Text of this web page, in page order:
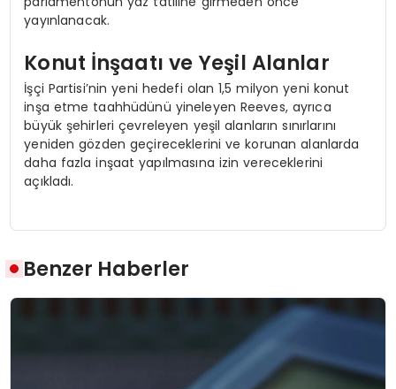
yayınlanacak.
Konut İnşaatı ve Yeşil Alanlar
İşçi Partisi’nin yeni hedefi olan 1,5 milyon yeni konut
inşa etme taahhüdünü yineleyen Reeves, ayrıca
büyük şehirleri çevreleyen yeşil alanların sınırlarını
yeniden gözden geçireceklerini ve korunan alanlarda
daha fazla inşaat yapılmasına izin vereceklerini
açıkladı.
Benzer Haberler